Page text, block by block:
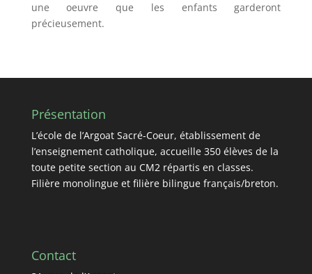
une oeuvre que les enfants garderont
précieusement.
Présentation
L’école de l’Argoat Sacré-Coeur, établissement de
l’enseignement catholique, accueille 350 élèves de la
toute petite section au CM2 répartis en classes.
Filière monolingue et filière bilingue français/breton.
Contact